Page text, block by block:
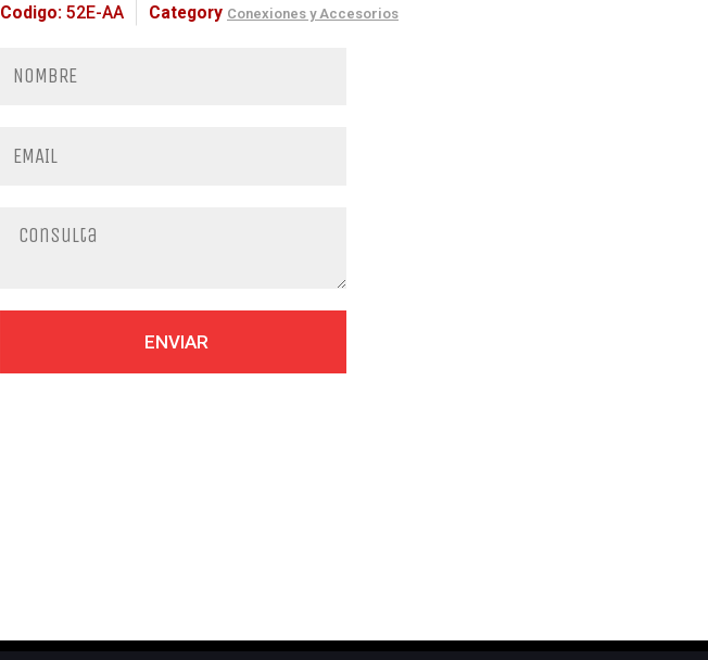
Codigo: 52E-AA Category Conexiones y Accesorios